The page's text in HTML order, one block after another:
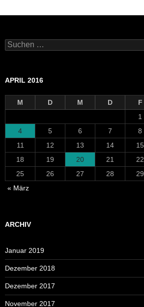
Suchen
nach:
APRIL 2016
M D M D F
1
4
5 6 7 8
11
12 13 14 15
18
19 20 21 22
25
26 27 28 29
« März
ARCHIV
Januar 2019
Dezember 2018
Dezember 2017
November 2017